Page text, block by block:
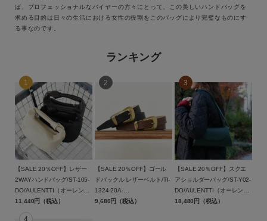
スカート
グッズ
サイズ
ブランド
ば、プロフェッショナルなバイヤーの方々にとって、この美しいハンドバッグを
求める目的は日々の生活における女性の役割をこのバッグにより完璧なものにす
る事なのです。
ランキング
【SALE 20％OFF】レザー
2WAYハンドバッグ/ST-105-
DO/AULENTTI（オーレンテ
ィー）【返品交換不可】
11,440円（税込）
【SALE 20％OFF】ゴール
ドバックル レザーベルト/TI-
1324-20A-
RU/AULENTTI（オーレンテ
9,680円（税込）
【SALE 20％OFF】スクエ
アショルダーバッグ/ST-Y02-
DO/AULENTTI（オーレンテ
ィー）【返品交換不可】
18,480円（税込）